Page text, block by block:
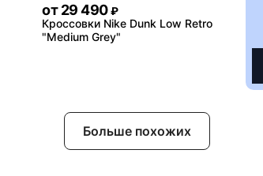
от 29 490 ₽
Кроссовки Nike Dunk Low Retro
"Medium Grey"
Больше похожих